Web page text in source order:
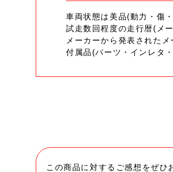
車両状態は美品(動力・傷
試走数回程度の走行暦(メ
メーカーから発表された
付属品(パーツ・インレタ
この商品に対するご感想をぜひ